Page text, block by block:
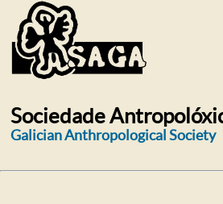
Sociedade
Galician Anthropological Society